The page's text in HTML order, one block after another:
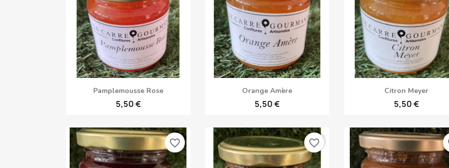
Aperçu rapide
Pamplemousse Rose
5,50 €
Aperçu rapide
Orange Amère
5,50 €
Aperçu rapide
Citron Meyer
5,50 €
favorite_border favorite_border